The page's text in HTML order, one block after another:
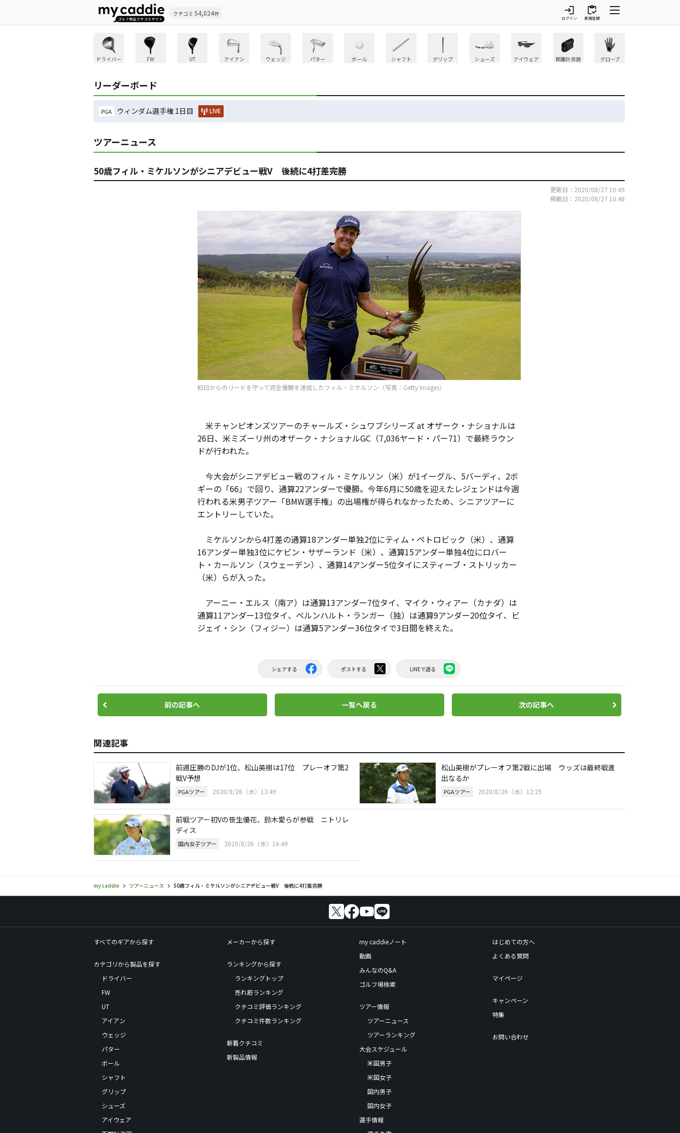
クチコミ 54,024件 login
ログイン
inventory
新規登録
ドライバー FW UT アイアン ウェッジ パター ボール シャフト グリップ シューズ アイウェア 距離計測器 グローブ
リーダーボード
PGA ウィンダム選手権 1日目 LIVE
ツアーニュース
50歳フィル・ミケルソンがシニアデビュー戦V 後続に4打差完勝
更新日：2020/08/27 10:49
掲載日：2020/08/27 10:48
初日からのリードを守って完全優勝を達成したフィル・ミケルソン（写真：Getty Images）
米チャンピオンズツアーのチャールズ・シュワブシリーズ at オザーク・ナショナルは
26日、米ミズーリ州のオザーク・ナショナルGC（7,036ヤード・パー71）で最終ラウン
ドが行われた。
今大会がシニアデビュー戦のフィル・ミケルソン（米）が1イーグル、5バーディ、2ボ
ギーの「66」で回り、通算22アンダーで優勝。今年6月に50歳を迎えたレジェンドは今週
行われる米男子ツアー「BMW選手権」の出場権が得られなかったため、シニアツアーに
エントリーしていた。
ミケルソンから4打差の通算18アンダー単独2位にティム・ペトロビック（米）、通算
16アンダー単独3位にケビン・サザーランド（米）、通算15アンダー単独4位にロバー
ト・カールソン（スウェーデン）、通算14アンダー5位タイにスティーブ・ストリッカー
（米）らが入った。
アーニー・エルス（南ア）は通算13アンダー7位タイ、マイク・ウィアー（カナダ）は
通算11アンダー13位タイ、ベルンハルト・ランガー（独）は通算9アンダー20位タイ、ビ
ジェイ・シン（フィジー）は通算5アンダー36位タイで3日間を終えた。
シェアする ポストする LINEで送る
前の記事へ 一覧へ戻る 次の記事へ
関連記事
前週圧勝のDJが1位、松山英樹は17位 プレーオフ第2
戦V予想
PGAツアー 2020/8/26（水）13:49
松山英樹がプレーオフ第2戦に出場 ウッズは最終戦進
出なるか
PGAツアー 2020/8/26（水）12:25
前戦ツアー初Vの笹生優花、鈴木愛らが参戦 ニトリレ
ディス
国内女子ツアー 2020/8/26（水）16:49
my caddie ツアーニュース 50歳フィル・ミケルソンがシニアデビュー戦V 後続に4打差完勝
すべてのギアから探す
カテゴリから製品を探す
ドライバー
FW
UT
アイアン
ウェッジ
パター
ボール
シャフト
グリップ
シューズ
アイウェア
メーカーから探す
ランキングから探す
ランキングトップ
売れ筋ランキング
クチコミ評価ランキング
クチコミ件数ランキング
新着クチコミ
新製品情報
my caddieノート
動画
みんなのQ&A
ゴルフ場検索
ツアー情報
ツアーニュース
ツアーランキング
大会スケジュール
米国男子
米国女子
国内男子
国内女子
選手情報
はじめての方へ
よくある質問
マイページ
キャンペーン
特集
お問い合わせ